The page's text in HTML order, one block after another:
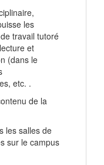
les
travail tutoré
et
(dans le
etc. .
de la
les salles de
sur le campus